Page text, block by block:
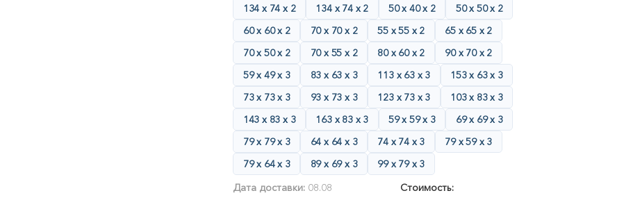
134 х 74 х 2
134 х 74 х 2 50 х 40 х 2
50 х 50 х 2
60 х 60 х 2
70 х 70 х 2 55 х 55 х 2
65 х 65 х 2
70 х 50 х 2
70 х 55 х 2 80 х 60 х 2
90 х 70 х 2
59 х 49 х 3
83 х 63 х 3 113 х 63 х 3
153 х 63 х 3
73 х 73 х 3
93 х 73 х 3 123 х 73 х 3
103 х 83 х 3
143 х 83 х 3
163 х 83 х 3 59 х 59 х 3
69 х 69 х 3
79 х 79 х 3
64 х 64 х 3 74 х 74 х 3
79 х 59 х 3
79 х 64 х 3
89 х 69 х 3
99 х 79 х 3
Дата доставки: 08.08
Стоимость: